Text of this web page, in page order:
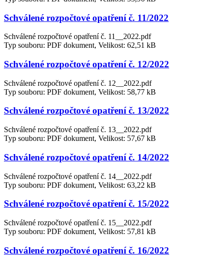
Schválené rozpočtové opatření č. 11/2022
Schválené rozpočtové opatření č. 11__2022.pdf
Typ souboru: PDF dokument, Velikost: 62,51 kB
Schválené rozpočtové opatření č. 12/2022
Schválené rozpočtové opatření č. 12__2022.pdf
Typ souboru: PDF dokument, Velikost: 58,77 kB
Schválené rozpočtové opatření č. 13/2022
Schválené rozpočtové opatření č. 13__2022.pdf
Typ souboru: PDF dokument, Velikost: 57,67 kB
Schválené rozpočtové opatření č. 14/2022
Schválené rozpočtové opatření č. 14__2022.pdf
Typ souboru: PDF dokument, Velikost: 63,22 kB
Schválené rozpočtové opatření č. 15/2022
Schválené rozpočtové opatření č. 15__2022.pdf
Typ souboru: PDF dokument, Velikost: 57,81 kB
Schválené rozpočtové opatření č. 16/2022